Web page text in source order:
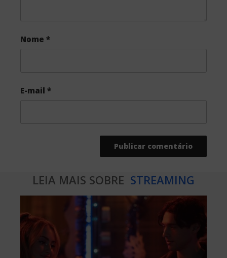
Nome *
E-mail *
LEIA MAIS SOBRE STREAMING